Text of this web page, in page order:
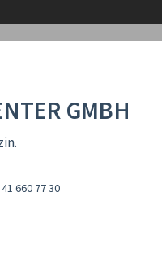
GMBH
660 77 30